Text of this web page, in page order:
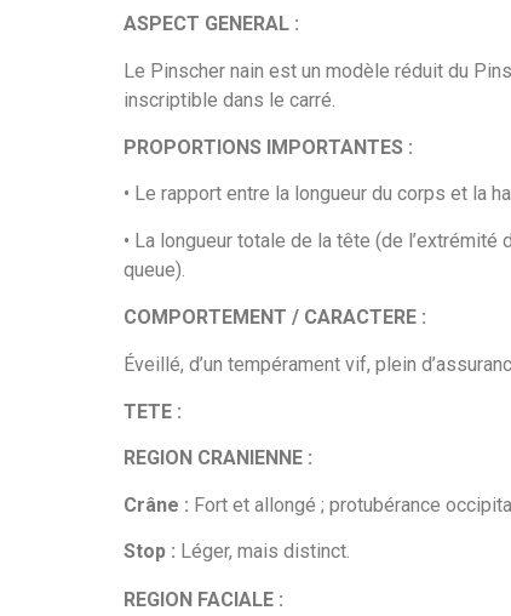
ASPECT GENERAL :
Le Pinscher nain est un modèle réduit du
inscriptible dans le carré.
PROPORTIONS IMPORTANTES :
• Le rapport entre la longueur du corps et la
• La longueur totale de la tête (de
queue).
COMPORTEMENT / CARACTERE :
Éveillé, d’un tempérament vif, plein
TETE :
REGION CRANIENNE :
Crâne : Fort et allongé ; protubérance
Stop : Léger, mais distinct.
REGION FACIALE :